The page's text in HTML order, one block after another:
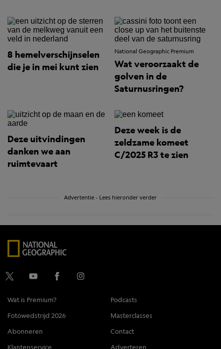
8 hemelverschijnselen
die je in mei kunt zien
National Geographic Premium
Wat veroorzaakt de
golven in de
Saturnusringen?
Deze uitvindingen
danken we aan
ruimtevaart
Deze week is de
zeldzame komeet
C/2025 R3 te zien
Advertentie - Lees hieronder verder
Wat is Premium?
Podcasts
Fotowedstrijd 2026
Masterclasses
Abonneren
Contact
Klantenservice
Adverteren